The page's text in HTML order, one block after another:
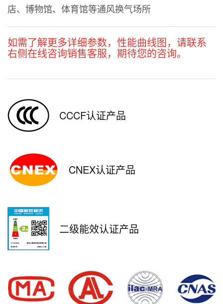
店、博物馆、体育馆等通风换气场所
如需了解更多详细参数，性能曲线图，请联系
右侧在线咨询销售客服，期待您的咨询。
CCCF认证产品
CNEX认证产品
二级能效认证产品